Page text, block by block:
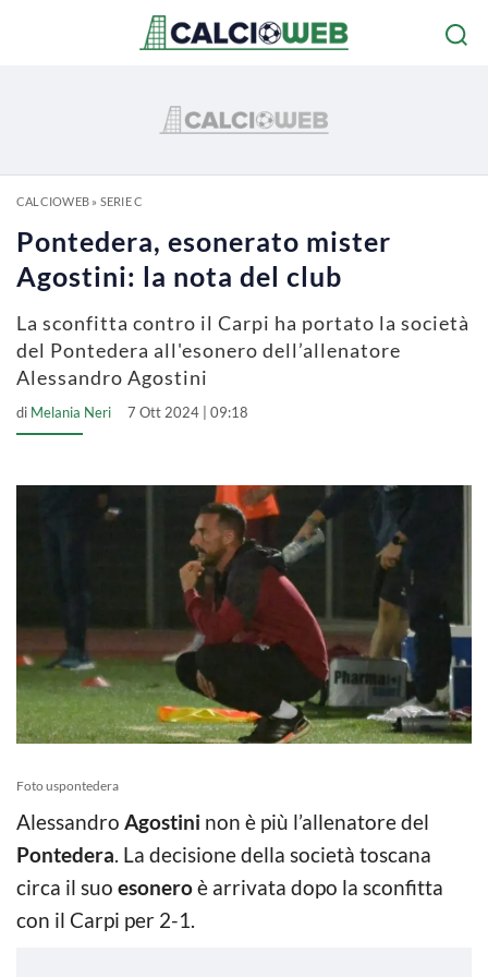
CALCIOWEB» SERIE C
Pontedera, esonerato mister
Agostini: la nota del club
La sconfitta contro il Carpi ha portato la società
del Pontedera all'esonero dell’allenatore
Alessandro Agostini
di Melania Neri 7 Ott 2024 | 09:18
Foto uspontedera
Alessandro Agostini non è più l’allenatore del
Pontedera. La decisione della società toscana
circa il suo esoneroè arrivata dopo la sconfitta
con il Carpi per 2-1.